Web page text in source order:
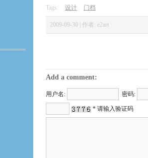
Tags: 设计 门档
2009-09-30 | 作者: e2art
Add a comment:
用户名: 密码:
* 请输入验证码